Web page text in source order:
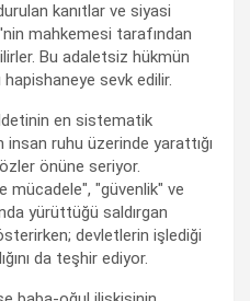
kanıtlar ve siyasi
mahkemesi tarafından
Bu adaletsiz hükmün
hapishaneye sevk edilir.
en sistematik
ruhu üzerinde yarattığı
önüne seriyor.
mücadele", "güvenlik" ve
yürüttüğü saldırgan
devletlerin işlediği
da teşhir ediyor.